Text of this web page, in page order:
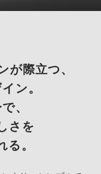
が際立つ、
ン。
、
さを
。